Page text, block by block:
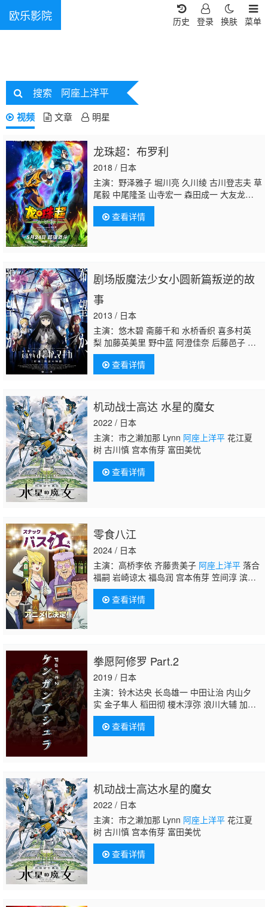
欧乐影院 菜单
换肤
登录
历史
搜索 阿座上洋平
视频 文章 明星
龙珠超：布罗利
2018 / 日本
主演：野泽雅子 堀川亮 久川绫 古川登志夫 草
尾毅 中尾隆圣 山寺宏一 森田成一 大友龙三
郎 宝龟克寿 渡边菜生子 银河万丈 千叶繁 稻
田彻 水树奈奈 杉田智和 菊池正美 齐藤贵美
子 森下由树子 桐本拓哉 江川央生 谷昌树
查看详情
剧场版魔法少女小圆新篇叛逆的故
事
2013 / 日本
主演：悠木碧 斋藤千和 水桥香织 喜多村英
梨 加藤英美里 野中蓝 阿澄佳奈 后藤邑子 岩
永哲哉 吉田圣子 新谷良子 岩男润子 松冈祯
丞 赤崎千夏 五十岚裕美 上田丽奈 木岛隆
一 河西健吾阿座上洋平
查看详情
机动战士高达 水星的魔女
2022 / 日本
主演：市之濑加那 Lynn 阿座上洋平花江夏
树 古川慎 宫本侑芽 富田美忧
查看详情
零食八江
2024 / 日本
主演：高桥李依 齐藤贵美子 阿座上洋平落合
福嗣 岩崎谅太 福岛润 宫本侑芽 笠间淳 滨野
大辉 高桥良辅
查看详情
拳愿阿修罗 Part.2
2019 / 日本
主演：铃木达央 长岛雄一 中田让治 内山夕
实 金子隼人 稻田彻 榎木淳弥 浪川大辅 加濑
康之 莲池龙三 下妻由幸 莲岳大 山本兼平
座上洋平野上尤加奈 小市真琴 德本英一郎 石
井康嗣 浦山迅 水中雅章 千叶繁 广濑裕也 黑
治 柳泽荣治 马修·马萨尔巴罗 藤原启治 桑谷
夏子 保志总一朗 小野大辅 樱井孝宏 泽城千
春 高桥伸也 村濑克辉 平田真菜 桧山修之 游
佐浩二 小西克幸 星
查看详情
机动战士高达水星的魔女
2022 / 日本
主演：市之濑加那 Lynn 阿座上洋平花江夏
树 古川慎 宫本侑芽 富田美忧
查看详情